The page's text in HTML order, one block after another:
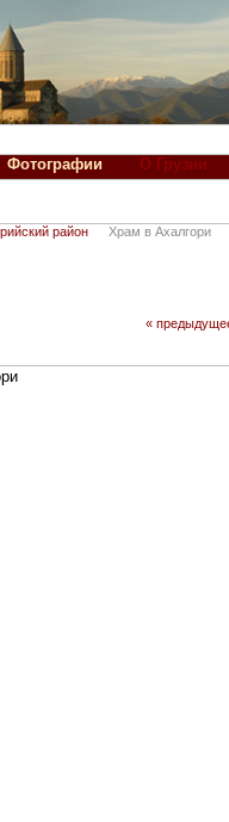
Фотографии О Грузии
район Храм в Ахалгори
«